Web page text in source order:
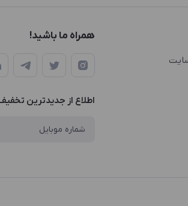
همراه ما باشید!
اطلاع از جدیدترین